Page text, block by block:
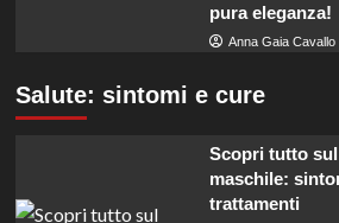
pura eleganza!
Anna Gaia Cavallo
Salute: sintomi e cure
Scopri tutto
maschile:
trattamenti